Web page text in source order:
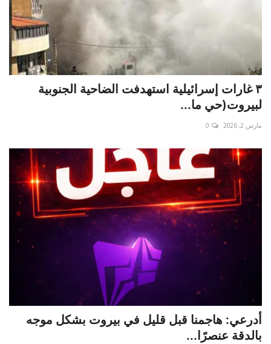
٣ غارات إسرائيلية استهدفت الضاحية الجنوبية
لبيروت(حي ما...
مارس 2, 2026 0
أدرعي: هاجمنا قبل قليل في بيروت بشكل موجه
بالدقة عنصرًا...